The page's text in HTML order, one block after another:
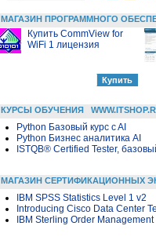
МАГАЗИН ПРОГРАММНОГО
Купить CommView for
WiFi 1 лицензия
КУРСЫ ОБУЧЕНИЯ
Python Базовый курс c AI
Python Бизнес аналитика AI
ISTQB® Certified Tester,
МАГАЗИН СЕРТИФИКАЦИОННЫХ
IBM SPSS Statistics Level 1 v2
Introducing Cisco Data Center
IBM Sterling Order